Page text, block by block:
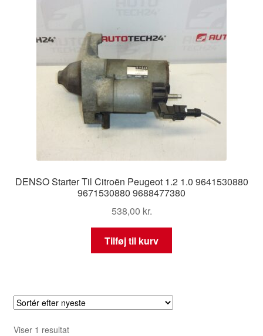
DENSO Starter Til Citroën Peugeot 1.2 1.0 9641530880
9671530880 9688477380
538,00 kr.
Tilføj til kurv
Viser 1 resultat